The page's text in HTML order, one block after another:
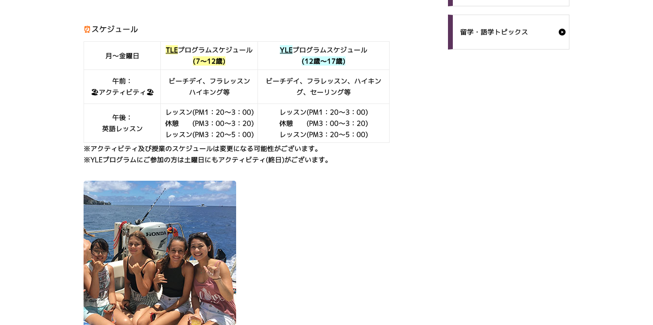
⏰スケジュール
月～金曜日
TLEプログラムスケジュール
(7～12歳)
YLEプログラムスケジュール
(12歳～17歳)
午前：
🏖アクティビティ🏖
ビーチデイ、フラレッスン
ハイキング等
ビーチデイ、フラレッスン、ハイキン
グ、セーリング等
午後：
英語レッスン
レッスン(PM1：20～3：00)
休憩 (PM3：00～3：20)
レッスン(PM3：20～5：00)
レッスン(PM1：20～3：00)
休憩 (PM3：00～3：20)
レッスン(PM3：20～5：00)
※アクティビティ及び授業のスケジュールは変更になる可能性がございます。
※YLEプログラムにご参加の方は土曜日にもアクティビティ(終日)がございます。
留学・語学トピックス